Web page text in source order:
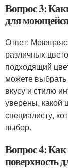
Вопрос 3:
для
Ответ:
различных
подходящий
можете выбрать
вкусу и стилю
уверены, какой
специалисту,
выбор.
Вопрос 4:
поверхность